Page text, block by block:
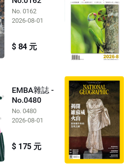
No. 0162
2026-08-01
$ 84 元
EMBA雜誌 -
No.0480
No. 0480
2026-08-01
$ 175 元